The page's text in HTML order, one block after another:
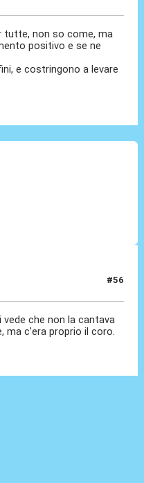
tutte, non so come, ma
positivo e se ne
e costringono a levare
#56
che non la cantava
ma c'era proprio il coro.